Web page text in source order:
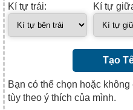
Kí tự trái: Kí tự
Tạo
Bạn có thể chọn hoặc
tùy theo ý thích của mình.